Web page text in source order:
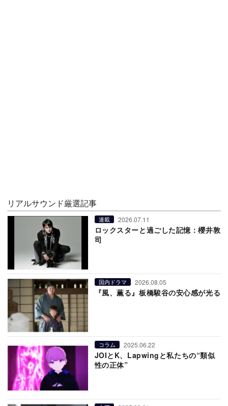
リアルサウンド厳選記事
連載 2026.07.11
ロックスターと過ごした記憶：櫻井敦
司
国内ドラマ 2026.08.05
『風、薫る』板橋駿谷の安心感が光る
コラム 2025.06.22
JOIとK、Lapwingと私たちの“類似
性の正体”